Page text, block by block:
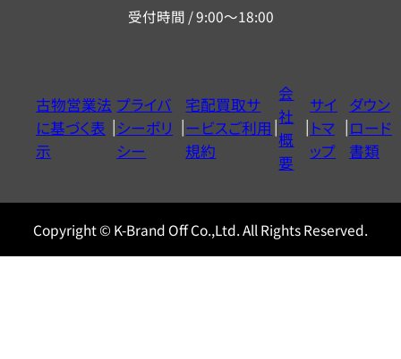
ー
ヤ
ル
0120604117
受付時間 / 9:00～18:00
古物営業法
に基づく表
示
プライバ
シーポリ
シー
宅配買取サ
ービスご利用
規約
会
社
概
要
サイ
トマ
ップ
ダウン
ロード
書類
Copyright © K-Brand Off Co.,Ltd. All Rights Reserved.